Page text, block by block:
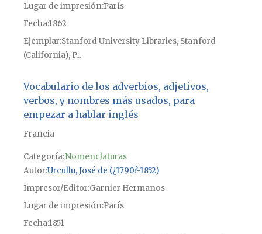
Lugar de impresiónParís
Fecha1862
Ejemplar Stanford University Libraries, Stanford
(California), P...
Vocabulario de los adverbios, adjetivos,
verbos, y nombres más usados, para
empezar a hablar inglés
Francia
Categoría:Nomenclaturas
Autor Urcullu, José de (¿1790?-1852)
Impresor/Editor Garnier Hermanos
Lugar de impresiónParís
Fecha1851